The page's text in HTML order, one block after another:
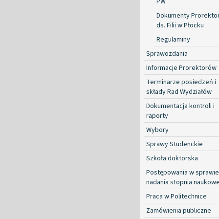
Dokumenty
ds. Filii w Płocku
Regulaminy
Sprawozdania
Informacje Prorektorów
Terminarze posiedzeń i
składy Rad Wydziałów
Dokumentacja kontroli i
raporty
Wybory
Sprawy Studenckie
Szkoła doktorska
Postępowania w sprawie
nadania stopnia
Praca w Politechnice
Zamówienia publiczne